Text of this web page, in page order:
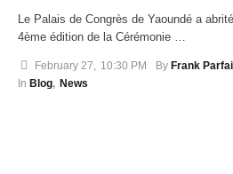
Le Palais de Congrès de Yaoundé a
4ème édition de la Cérémonie …
February 27 10:30 PM By Frank
In Blog, News